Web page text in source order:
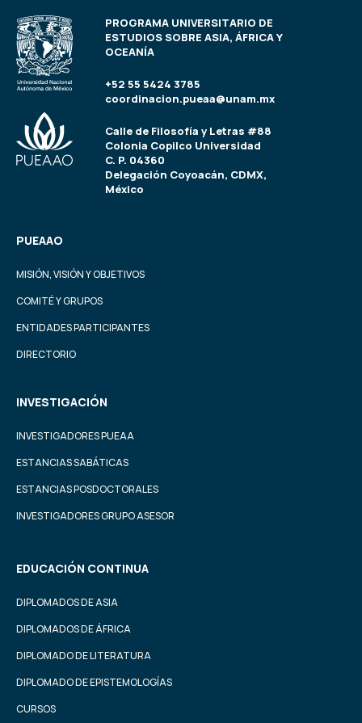
PROGRAMA UNIVERSITARIO DE
ESTUDIOS SOBRE ASIA, ÁFRICA Y
OCEANÍA
+52 55 5424 3785
coordinacion.pueaa@unam.mx
Calle de Filosofía y Letras #88
Colonia Copilco Universidad
C. P. 04360
Delegación Coyoacán, CDMX,
México
PUEAAO
MISIÓN, VISIÓN Y OBJETIVOS
COMITÉ Y GRUPOS
ENTIDADES PARTICIPANTES
DIRECTORIO
INVESTIGACIÓN
INVESTIGADORES PUEAA
ESTANCIAS SABÁTICAS
ESTANCIAS POSDOCTORALES
INVESTIGADORES GRUPO ASESOR
EDUCACIÓN CONTINUA
DIPLOMADOS DE ASIA
DIPLOMADOS DE ÁFRICA
DIPLOMADO DE LITERATURA
DIPLOMADO DE EPISTEMOLOGÍAS
CURSOS